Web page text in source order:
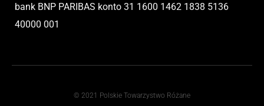
bank BNP PARIBAS konto 31 1600 1462 1838 5136
40000 001
© 2021 Polskie Towarzystwo Różane